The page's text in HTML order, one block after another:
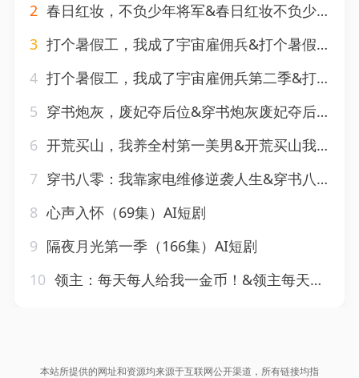
2 春日红妆，不负少年将军&春日红妆不负少年将军（55集）AI短剧
3 打个暑假工，我成了宇宙雇佣兵&打个暑假工我成了宇宙雇佣兵（71集）AI短剧
4 打个暑假工，我成了宇宙雇佣兵第二季&打个暑假工我成了宇宙雇佣兵第二季（70集）AI短剧
5 穿书炮灰，废妃夺后位&穿书炮灰废妃夺后位（28集）AI短剧
6 开荒买山，我养全村第一美男&开荒买山我养全村第一美男（50集）AI短剧
7 穿书八零：我靠家电维修逆袭人生&穿书八零我靠家电维修逆袭人生（50集）AI短剧
8 心声入怀（69集）AI短剧
9 隔夜月光第一季（166集）AI短剧
10 领主：每天每人给我一金币！&领主每天每人给我一金币（75集）AI短剧
本站所提供的网址和资源均来源于互联网公开渠道，所有链接均指